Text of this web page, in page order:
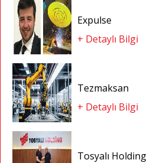
Expulse
+ Detaylı Bilgi
Tezmaksan
+ Detaylı Bilgi
Tosyalı Holding